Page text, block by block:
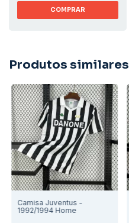
COMPRAR
Produtos similares
Camisa Juventus -
1992/1994 Home